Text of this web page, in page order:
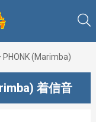
PHONK (Marimba)
着信音